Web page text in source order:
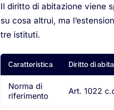
Il diritto di abitazione viene
su cosa altrui, ma
tre istituti.
Caratteristica Diritto di
Norma di
riferimento
Art. 1022